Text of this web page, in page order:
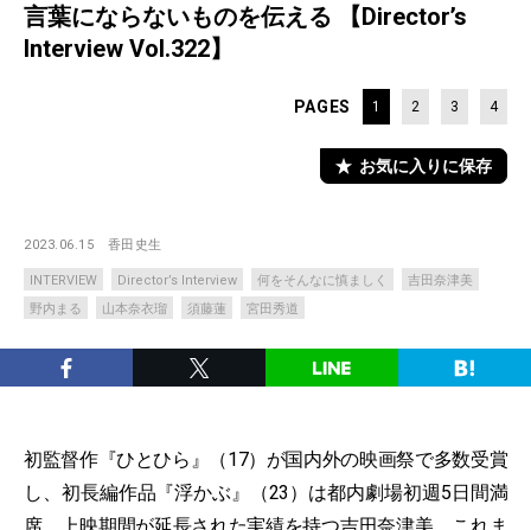
言葉にならないものを伝える 【Director’s
Interview Vol.322】
PAGES 1 2 3 4
お気に入りに保存
2023.06.15 香田史生
INTERVIEW Director’s Interview 何をそんなに慎ましく
吉田奈津美
野内まる
山本奈衣瑠 須藤蓮 宮田秀道
初監督作『ひとひら』（17）が国内外の映画祭で多数受賞
し、初長編作品『浮かぶ』（23）は都内劇場初週5日間満